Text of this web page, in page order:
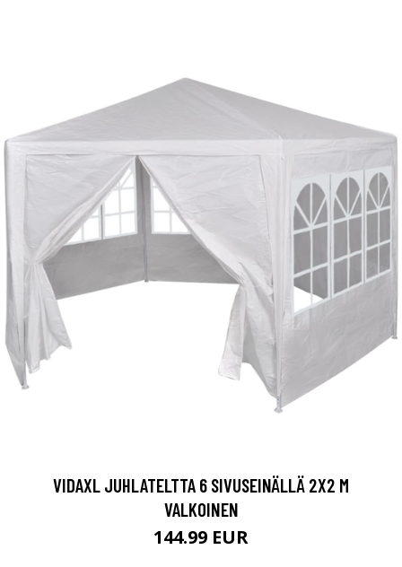
VIDAXL JUHLATELTTA 6 SIVUSEINÄLLÄ 2X2 M
VALKOINEN
144.99 EUR